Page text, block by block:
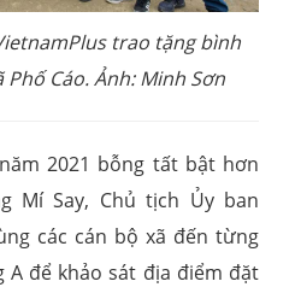
trao tặng bình
Cáo. Ảnh: Minh Sơn
2021 bỗng tất bật hơn
Mí Say, Chủ tịch Ủy ban
các cán bộ xã đến từng
A để khảo sát địa điểm đặt